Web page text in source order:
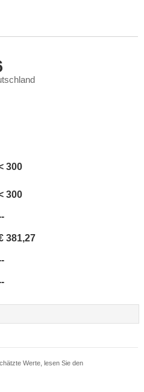
300
300
381,27
Werte, lesen Sie den